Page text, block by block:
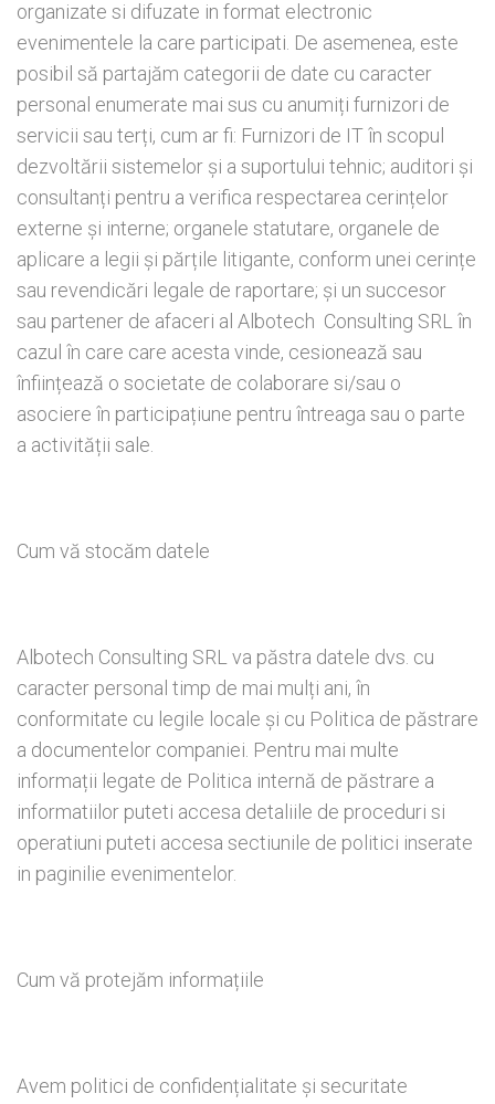
organizate si difuzate in format electronic
evenimentele la care participati. De asemenea, este
posibil să partajăm categorii de date cu caracter
personal enumerate mai sus cu anumiți furnizori de
servicii sau terți, cum ar fi: Furnizori de IT în scopul
dezvoltării sistemelor și a suportului tehnic; auditori și
consultanți pentru a verifica respectarea cerințelor
externe și interne; organele statutare, organele de
aplicare a legii și părțile litigante, conform unei cerințe
sau revendicări legale de raportare; și un succesor
sau partener de afaceri al Albotech Consulting SRL în
cazul în care care acesta vinde, cesionează sau
înființează o societate de colaborare si/sau o
asociere în participațiune pentru întreaga sau o parte
a activității sale.
Cum vă stocăm datele
Albotech Consulting SRL va păstra datele dvs. cu
caracter personal timp de mai mulți ani, în
conformitate cu legile locale și cu Politica de păstrare
a documentelor companiei. Pentru mai multe
informații legate de Politica internă de păstrare a
informatiilor puteti accesa detaliile de proceduri si
operatiuni puteti accesa sectiunile de politici inserate
in paginilie evenimentelor.
Cum vă protejăm informațiile
Avem politici de confidențialitate și securitate